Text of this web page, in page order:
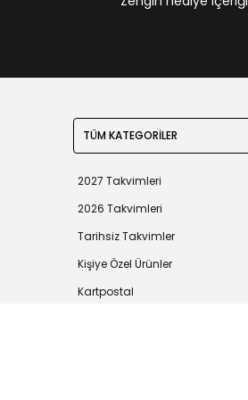
TÜM KATEGORİLER
2027 Takvimleri
2026 Takvimleri
Tarihsiz Takvimler
Kişiye Özel Ürünler
Kartpostal